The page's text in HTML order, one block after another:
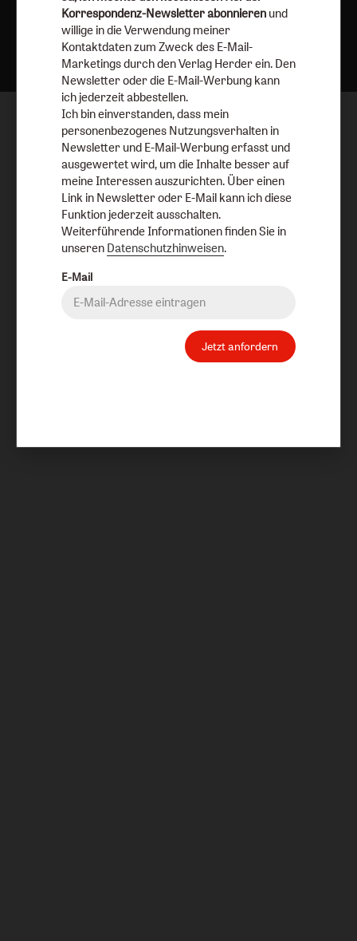
Nach oben
Korrespondenz-Newsletter abonnieren und
willige in die Verwendung meiner
Kontaktdaten zum Zweck des E-Mail-
Marketings durch den Verlag Herder ein. Den
Newsletter oder die E-Mail-Werbung kann
ich jederzeit abbestellen.
Ich bin einverstanden, dass mein
personenbezogenes Nutzungsverhalten in
Newsletter und E-Mail-Werbung erfasst und
ausgewertet wird, um die Inhalte besser auf
meine Interessen auszurichten. Über einen
Link in Newsletter oder E-Mail kann ich diese
Funktion jederzeit ausschalten.
Weiterführende Informationen finden Sie in
unseren Datenschutzhinweisen.
E-Mail
Jetzt anfordern